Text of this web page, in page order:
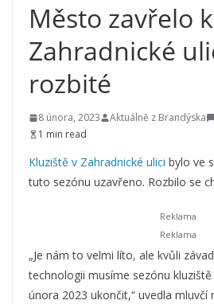
Město zavřelo
Zahradnické
rozbité
8 února, 2023 Aktuálně z Brandýska
1 min read
Kluziště v Zahradnické ulici bylo ve
tuto sezónu uzavřeno. Rozbilo se
„Je nám to velmi líto, ale kvůli
technologii musíme sezónu
února 2023 ukončit,“ uvedla mluvčí